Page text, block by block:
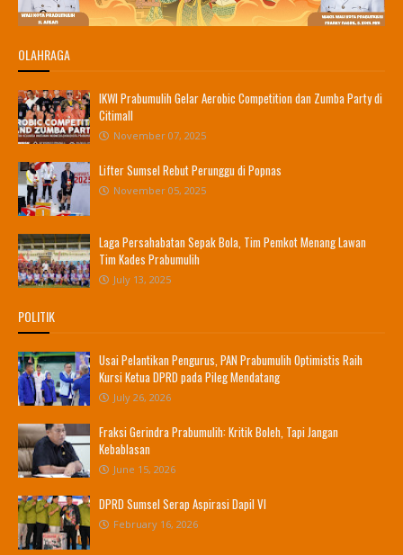
OLAHRAGA
IKWI Prabumulih Gelar Aerobic Competition dan Zumba Party di
Citimall
November 07, 2025
Lifter Sumsel Rebut Perunggu di Popnas
November 05, 2025
Laga Persahabatan Sepak Bola, Tim Pemkot Menang Lawan
Tim Kades Prabumulih
July 13, 2025
POLITIK
Usai Pelantikan Pengurus, PAN Prabumulih Optimistis Raih
Kursi Ketua DPRD pada Pileg Mendatang
July 26, 2026
Fraksi Gerindra Prabumulih: Kritik Boleh, Tapi Jangan
Kebablasan
June 15, 2026
DPRD Sumsel Serap Aspirasi Dapil VI
February 16, 2026